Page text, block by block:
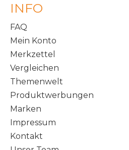
INFO
FAQ
Mein Konto
Merkzettel
Vergleichen
Themenwelt
Produktwerbungen
Marken
Impressum
Kontakt